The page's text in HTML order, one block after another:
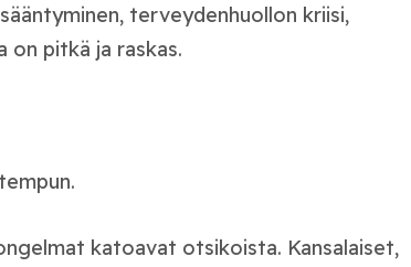
terveydenhuollon kriisi,
on pitkä ja raskas.
katoavat otsikoista. Kansalaiset,